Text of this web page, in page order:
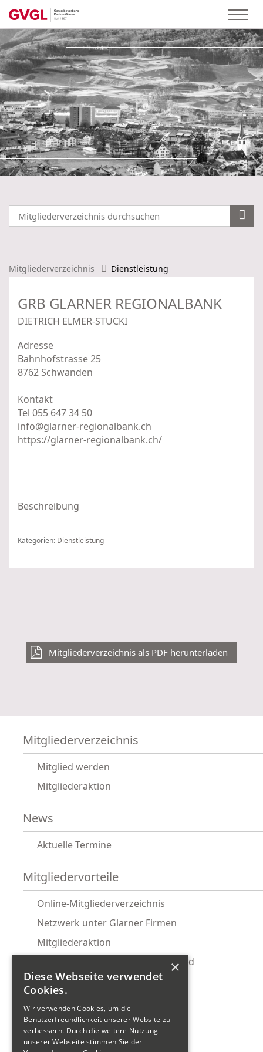
Mitgliederverzeichnis Dienstleistung
GRB GLARNER REGIONALBANK
DIETRICH ELMER-STUCKI
Adresse
Bahnhofstrasse 25
8762 Schwanden
Kontakt
Tel 055 647 34 50
info@glarner-regionalbank.ch
https://glarner-regionalbank.ch/
Beschreibung
Kategorien: Dienstleistung
Mitgliederverzeichnis als PDF herunterladen
Mitgliederverzeichnis
Mitglied werden
Mitgliederaktion
News
Aktuelle Termine
Mitgliedervorteile
Online-Mitgliederverzeichnis
Netzwerk unter Glarner Firmen
Mitgliederaktion
Glarnermesse Gemeinschaftsstand
Ostwind Firmenabo
Wirtschaftsförderung
Tour de Gwärb Teilnahme
×
Diese Webseite verwendet
Cookies.
Wir verwenden Cookies, um die
Benutzerfreundlichkeit unserer Website zu
verbessern. Durch die weitere Nutzung
unserer Webseite stimmen Sie der